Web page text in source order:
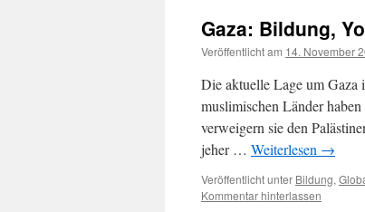
Gaza: Bildung,
Veröffentlicht am 14. November
Die aktuelle Lage um Gaza
muslimischen Länder
verweigern sie den
jeher … Weiterlesen →
Veröffentlicht unter Bildung,
Kommentar hinterlassen